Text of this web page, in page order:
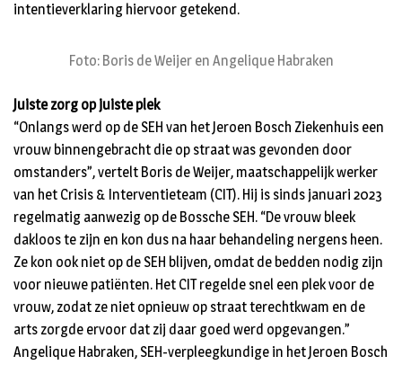
intentieverklaring hiervoor getekend.
Foto: Boris de Weijer en Angelique Habraken
Juiste zorg op juiste plek
“Onlangs werd op de SEH van het Jeroen Bosch Ziekenhuis een
vrouw binnengebracht die op straat was gevonden door
omstanders”, vertelt Boris de Weijer, maatschappelijk werker
van het Crisis & Interventieteam (CIT). Hij is sinds januari 2023
regelmatig aanwezig op de Bossche SEH. “De vrouw bleek
dakloos te zijn en kon dus na haar behandeling nergens heen.
Ze kon ook niet op de SEH blijven, omdat de bedden nodig zijn
voor nieuwe patiënten. Het CIT regelde snel een plek voor de
vrouw, zodat ze niet opnieuw op straat terechtkwam en de
arts zorgde ervoor dat zij daar goed werd opgevangen.”
Angelique Habraken, SEH-verpleegkundige in het Jeroen Bosch